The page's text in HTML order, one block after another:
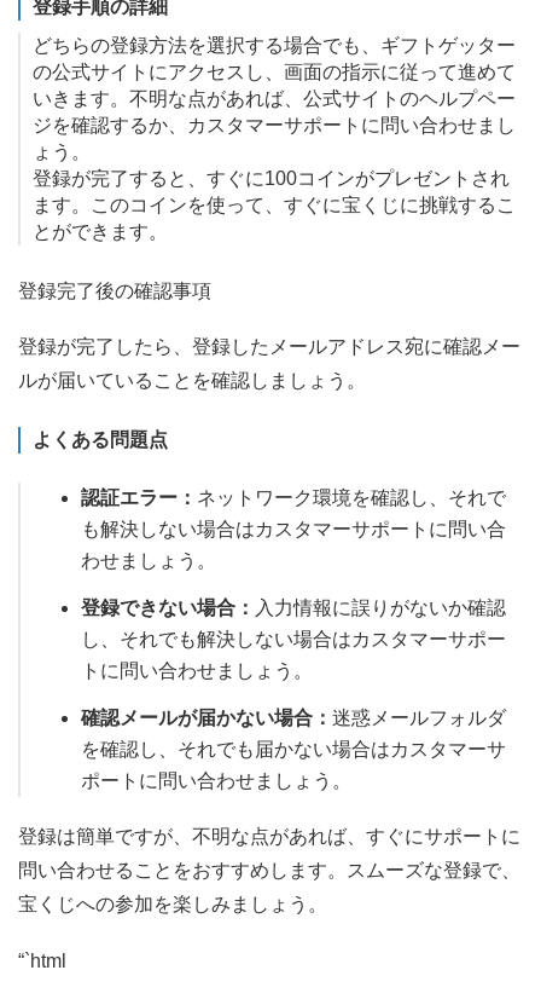
登録手順の詳細
どちらの登録方法を選択する場合でも、ギフトゲッター
の公式サイトにアクセスし、画面の指示に従って進めて
いきます。不明な点があれば、公式サイトのヘルプペー
ジを確認するか、カスタマーサポートに問い合わせまし
ょう。
登録が完了すると、すぐに100コインがプレゼントされ
ます。このコインを使って、すぐに宝くじに挑戦するこ
とができます。
登録完了後の確認事項
登録が完了したら、登録したメールアドレス宛に確認メー
ルが届いていることを確認しましょう。
よくある問題点
認証エラー： ネットワーク環境を確認し、それで
も解決しない場合はカスタマーサポートに問い合
わせましょう。
登録できない場合： 入力情報に誤りがないか確認
し、それでも解決しない場合はカスタマーサポー
トに問い合わせましょう。
確認メールが届かない場合： 迷惑メールフォルダ
を確認し、それでも届かない場合はカスタマーサ
ポートに問い合わせましょう。
登録は簡単ですが、不明な点があれば、すぐにサポートに
問い合わせることをおすすめします。スムーズな登録で、
宝くじへの参加を楽しみましょう。
“`html